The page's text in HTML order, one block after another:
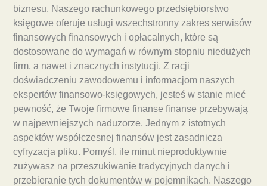
biznesu. Naszego rachunkowego przedsiębiorstwo
księgowe oferuje usługi wszechstronny zakres serwisów
finansowych finansowych i opłacalnych, które są
dostosowane do wymagań w równym stopniu niedużych
firm, a nawet i znacznych instytucji. Z racji
doświadczeniu zawodowemu i informacjom naszych
ekspertów finansowo-księgowych, jesteś w stanie mieć
pewność, że Twoje firmowe finanse finanse przebywają
w najpewniejszych naduzorze. Jednym z istotnych
aspektów współczesnej finansów jest zasadnicza
cyfryzacja pliku. Pomyśl, ile minut nieproduktywnie
zużywasz na przeszukiwanie tradycyjnych danych i
przebieranie tych dokumentów w pojemnikach. Naszego